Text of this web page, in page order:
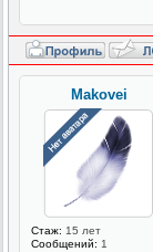
Makovei
Стаж: 15 лет
Сообщений: 1